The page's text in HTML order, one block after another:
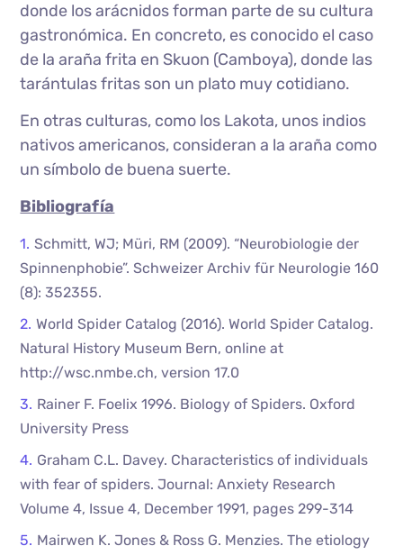
donde los arácnidos forman parte de su cultura
gastronómica. En concreto, es conocido el caso
de la araña frita en Skuon (Camboya), donde las
tarántulas fritas son un plato muy cotidiano.
En otras culturas, como los Lakota, unos indios
nativos americanos, consideran a la araña como
un símbolo de buena suerte.
Bibliografía
Schmitt, WJ; Müri, RM (2009). “Neurobiologie der
Spinnenphobie”. Schweizer Archiv für Neurologie 160
(8): 352355.
World Spider Catalog (2016). World Spider Catalog.
Natural History Museum Bern, online at
http://wsc.nmbe.ch, version 17.0
Rainer F. Foelix 1996. Biology of Spiders. Oxford
University Press
Graham C.L. Davey. Characteristics of individuals
with fear of spiders. Journal: Anxiety Research
Volume 4, Issue 4, December 1991, pages 299-314
Mairwen K. Jones & Ross G. Menzies. The etiology